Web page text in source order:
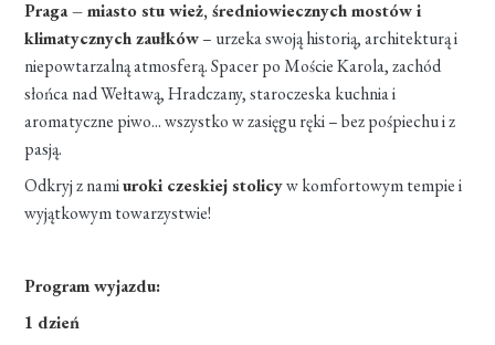
Praga – miasto stu wież, średniowiecznych mostów i
klimatycznych zaułków– urzeka swoją historią, architekturą i
niepowtarzalną atmosferą. Spacer po Moście Karola, zachód
słońca nad Wełtawą, Hradczany, staroczeska kuchnia i
aromatyczne piwo... wszystko w zasięgu ręki – bez pośpiechu i z
pasją.
Odkryj z namiuroki czeskiej stolicyw komfortowym tempie i
wyjątkowym towarzystwie!
Program wyjazdu:
1 dzień